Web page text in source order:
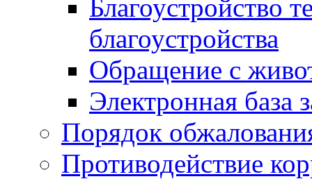
Благоустройство
благоустройства
Обращение с
Электронная база
Порядок
Противодействие